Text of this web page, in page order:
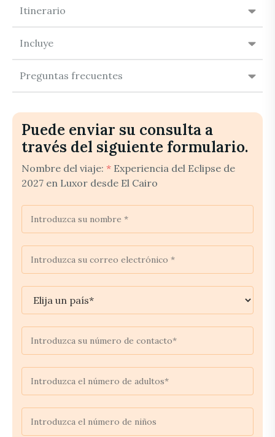
Itinerario
Incluye
Preguntas frecuentes
Puede enviar su consulta a
través del siguiente formulario.
Nombre del viaje: * Experiencia del Eclipse de
2027 en Luxor desde El Cairo